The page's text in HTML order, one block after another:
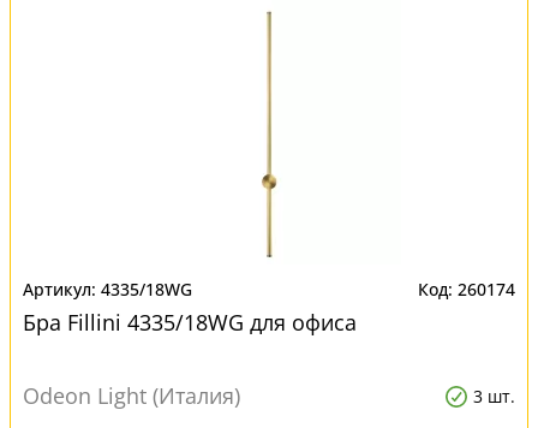
4335/18WG 260174
Бра Fillini 4335/18WG для офиса
Odeon Light (Италия) 3 шт.